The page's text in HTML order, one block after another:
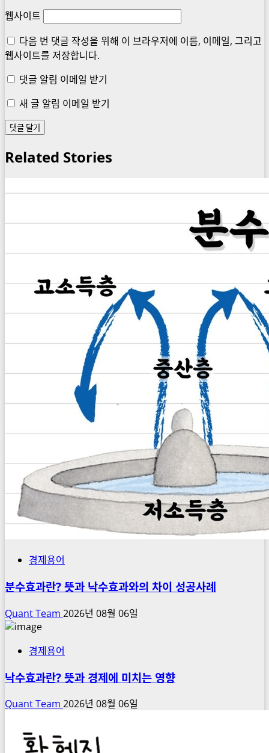
웹사이트
다음 번 댓글 작성을 위해 이 브라우저에 이름, 이메일, 그리고
웹사이트를 저장합니다.
댓글 알림 이메일 받기
새 글 알림 이메일 받기
Related Stories
경제용어
분수효과란? 뜻과 낙수효과와의 차이 성공사례
Quant Team 2026년 08월 06일
경제용어
낙수효과란? 뜻과 경제에 미치는 영향
Quant Team 2026년 08월 06일